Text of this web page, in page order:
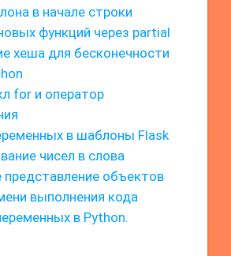
в начале строки
функций через partial
хеша для бесконечности
for и оператор
в шаблоны Flask
чисел в слова
представление объектов
выполнения кода
в Python.